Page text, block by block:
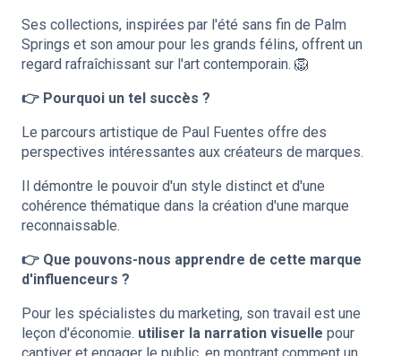
Ses collections, inspirées par l'été sans fin de Palm
Springs et son amour pour les grands félins, offrent un
regard rafraîchissant sur l'art contemporain. 🦁
👉 Pourquoi un tel succès ?
Le parcours artistique de Paul Fuentes offre des
perspectives intéressantes aux créateurs de marques.
Il démontre le pouvoir d'un style distinct et d'une
cohérence thématique dans la création d'une marque
reconnaissable.
👉 Que pouvons-nous apprendre de cette marque
d'influenceurs ?
Pour les spécialistes du marketing, son travail est une
leçon d'économie. utiliser la narration visuelle pour